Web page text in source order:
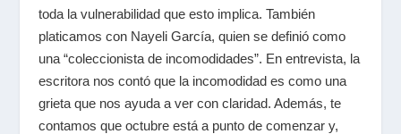
toda la vulnerabilidad que esto implica. También
platicamos con Nayeli García, quien se definió como
una “coleccionista de incomodidades”. En entrevista, la
escritora nos contó que la incomodidad es como una
grieta que nos ayuda a ver con claridad. Además, te
contamos que octubre está a punto de comenzar y,